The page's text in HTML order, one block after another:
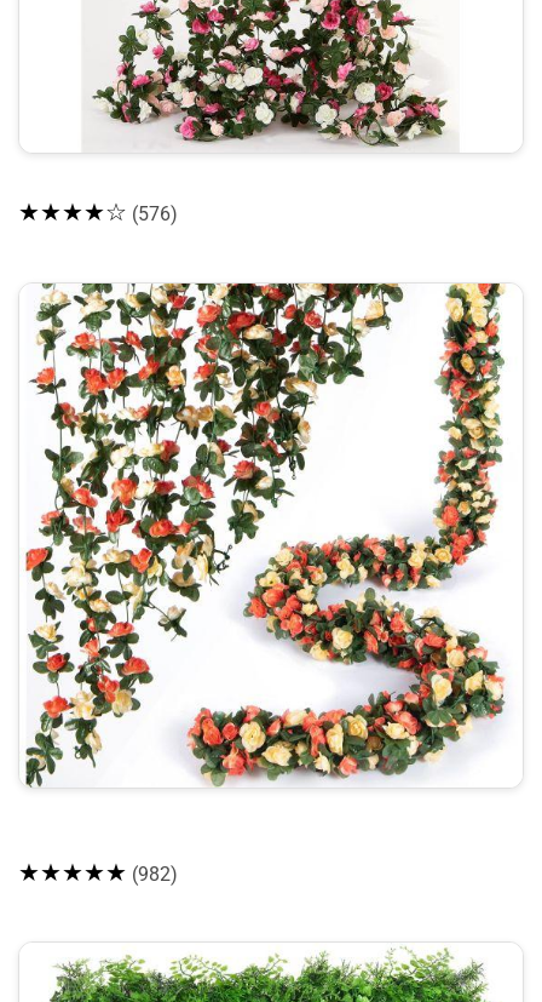
★★★★☆ (576)
★★★★★ (982)